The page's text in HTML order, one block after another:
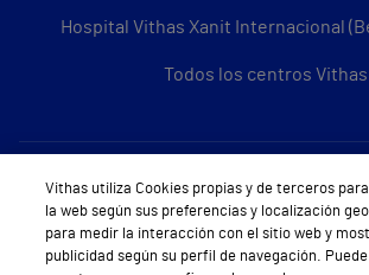
Hospital Vithas Xanit Internacional
Todos los centros Vithas
Sobre Vithas
Quiénes somos
Trabajar en Vithas
Vithas utiliza Cookies propias y de terceros
la web según sus preferencias y localización
para medir la interacción con el sitio web y
publicidad según su perfil de navegación.